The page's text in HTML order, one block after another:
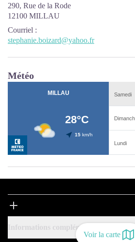
Voir la carte
290, Rue de la Rode
12100 MILLAU
Courriel :
stephanie.boizard@yahoo.fr
Météo
Informations complémentaires